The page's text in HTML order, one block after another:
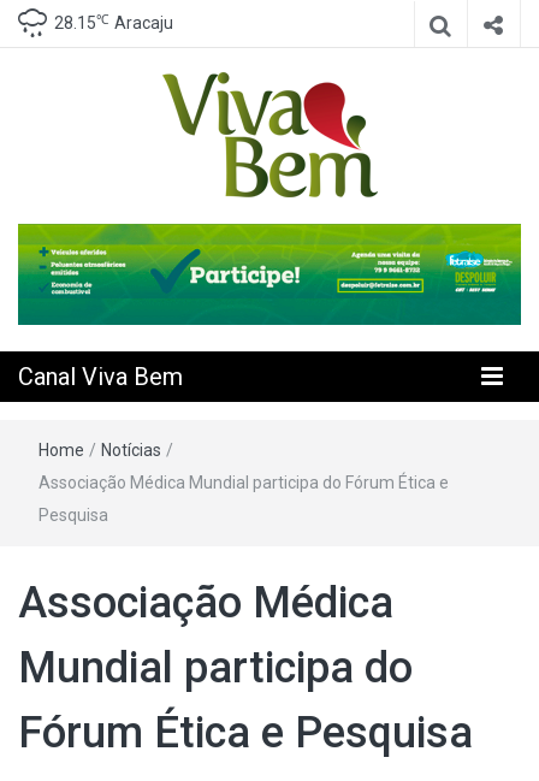
28.15℃ Aracaju
Canal Viva
Bem
Canal Viva Bem
Home / Notícias /
Associação Médica Mundial participa do Fórum Ética e
Pesquisa
Associação Médica
Mundial participa do
Fórum Ética e Pesquisa